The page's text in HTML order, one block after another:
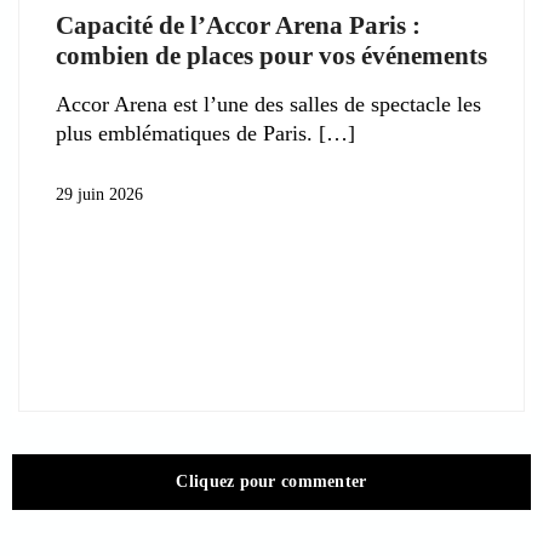
Capacité de l’Accor Arena Paris :
combien de places pour vos événements
Accor Arena est l’une des salles de spectacle les
plus emblématiques de Paris.
29 juin 2026
Cliquez pour commenter